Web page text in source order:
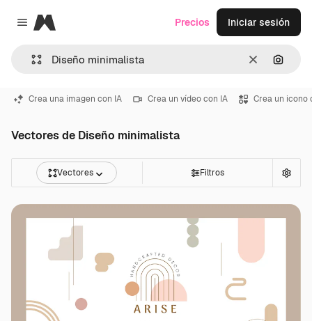
Close menu
Magnific
Borrar
Precios Iniciar sesión
Crea una imagen con IA Crea un vídeo con IA Crea un icono
Vectores de Diseño minimalista
Vectores Filtros